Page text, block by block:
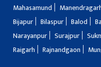
Mahasamund
Bijapur
Bilaspur Balod
Narayanpur
Surajpur
Raigarh
Rajnandgaon